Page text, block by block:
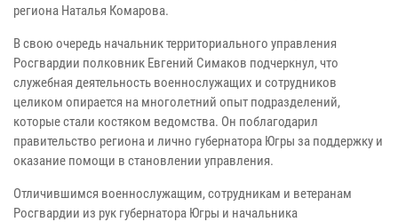
региона Наталья Комарова.
В свою очередь начальник территориального управления
Росгвардии полковник Евгений Симаков подчеркнул, что
служебная деятельность военнослужащих и сотрудников
целиком опирается на многолетний опыт подразделений,
которые стали костяком ведомства. Он поблагодарил
правительство региона и лично губернатора Югры за поддержку и
оказание помощи в становлении управления.
Отличившимся военнослужащим, сотрудникам и ветеранам
Росгвардии из рук губернатора Югры и начальника